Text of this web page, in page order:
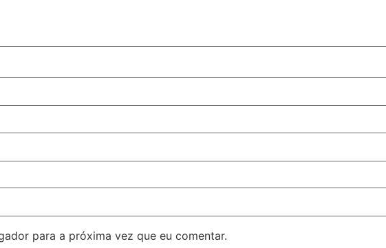
para a próxima vez que eu comentar.